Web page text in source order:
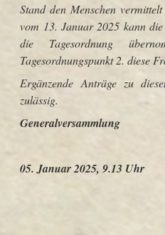
Stand den Menschen
vom 13. Januar 2025 kann
die Tagesordnung
Tagesordnungspunkt 2. diese
Ergänzende Anträge zu
zulässig.
Generalversammlung
05. Januar 2025, 9.13 Uhr